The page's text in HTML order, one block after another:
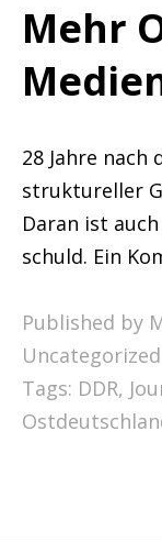
Mehr
28 Jahre
struktureller
Daran ist
schuld. Ein
Published by
Uncategorized
Tags: DDR,